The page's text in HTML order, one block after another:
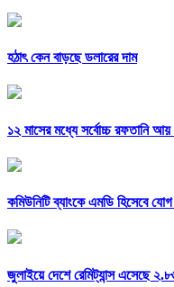
হঠাৎ কেন বাড়ছে ডলারের দাম
১২ মাসের মধ্যে সর্বোচ্চ রফতানি
কমিউনিটি ব্যাংকে এমডি হিসেবে
জুলাইয়ে দেশে রেমিট্যান্স এসেছে